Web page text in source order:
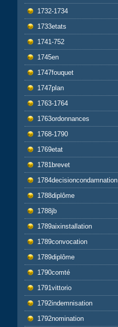
1732-1734
1733etats
1741-752
1745en
1747fouquet
1747plan
1763-1764
1763ordonnances
1768-1790
1769etat
1781brevet
1784decisioncondamnation
1788diplôme
1788jb
1789aixinstallation
1789convocation
1789diplôme
1790comté
1791vittorio
1792indemnisation
1792nomination